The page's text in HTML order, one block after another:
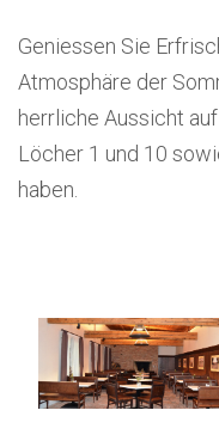
Geniessen Sie
Atmosphäre der
herrliche Aussicht
Löcher 1 und 10
haben.